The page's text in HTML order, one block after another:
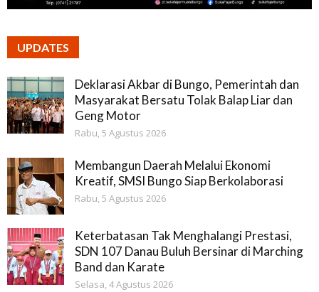
UPDATES
Deklarasi Akbar di Bungo, Pemerintah dan
Masyarakat Bersatu Tolak Balap Liar dan
Geng Motor
Rabu, 5 Agustus 2026
Membangun Daerah Melalui Ekonomi
Kreatif, SMSI Bungo Siap Berkolaborasi
Rabu, 5 Agustus 2026
Keterbatasan Tak Menghalangi Prestasi,
SDN 107 Danau Buluh Bersinar di Marching
Band dan Karate
Selasa, 4 Agustus 2026